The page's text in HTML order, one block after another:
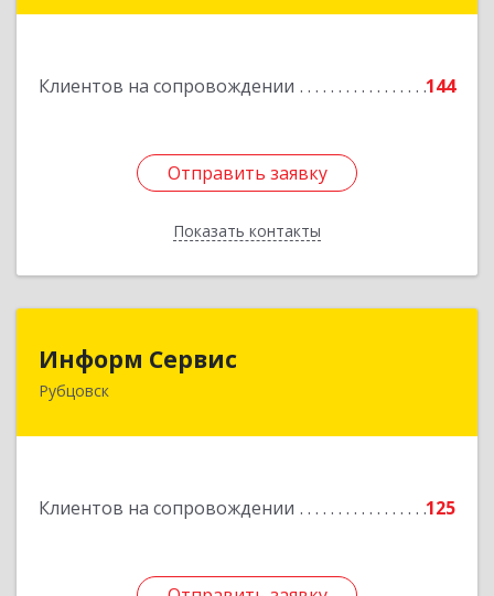
Клиентов на сопровождении 144
Отправить заявку
Показать контакты
Отправить заявку
Назад
Информ Сервис
Рубцовск
Клиентов на сопровождении 125
658204, Алтайский край, Рубцовск г, Алтайская